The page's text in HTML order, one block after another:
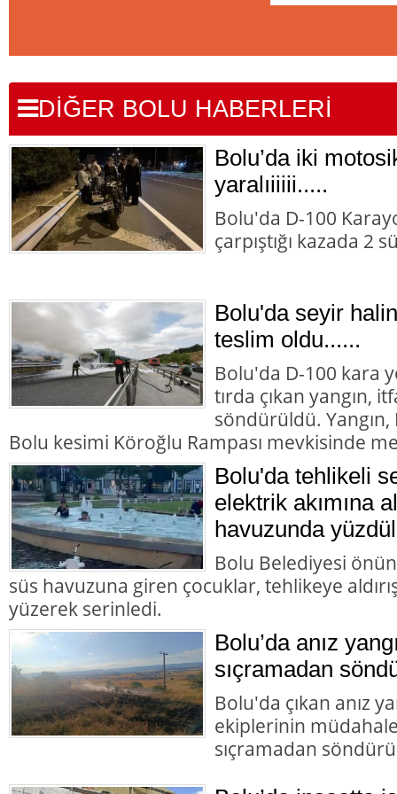
DİĞER BOLU HABERLERİ
Bolu’da iki
yaralıiiiii.....
Bolu'da D-100
çarpıştığı kazada 2
Bolu'da seyir
teslim oldu......
Bolu'da D-100 kara
tırda çıkan yangın,
söndürüldü.
Bolu kesimi Köroğlu Rampası mevkisinde
Bolu'da tehlikeli
elektrik akımına
havuzunda
Bolu Belediyesi
süs havuzuna giren çocuklar, tehlikeye
yüzerek serinledi.
Bolu’da anız
sıçramadan
Bolu'da çıkan anız
ekiplerinin
sıçramadan